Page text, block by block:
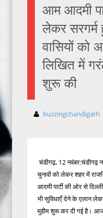
आम आदमी
लेकर
वासियों को
लिखित में
शुरू की
buzzingchandigarh
चंडीगढ़, 12 नवंबर:चंडीगढ़
चुनावों को लेकर शहर में
आदमी पार्टी की ओर से
भी सुविधाएँ देने के एलान
मुहीम शुरू कर दी गई है।